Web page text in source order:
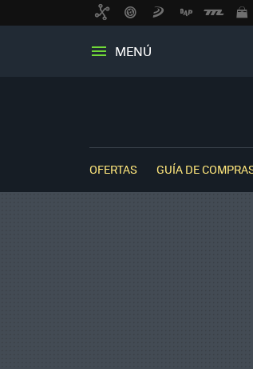
MENÚ
OFERTAS GUÍA DE